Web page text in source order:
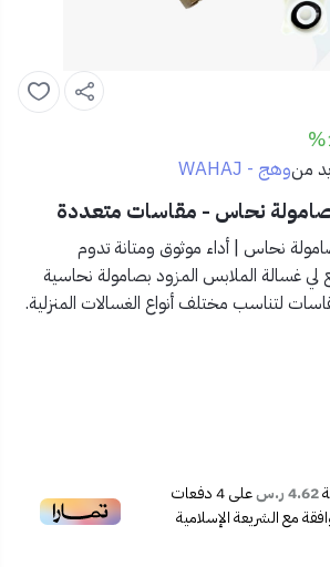
منوهج - WAHAJ
نحاس - مقاسات متعددة
نحاس | أداء موثوق ومتانة تدوم
غسالة الملابس المزود بصامولة نحاسية
لتناسب مختلف أنواع الغسالات المنزلية.
الجودة
تحمي من درجات الحرارة والرطوبة.
بدون الحاجة لأدوات خاصة.
4.62 ر.س على4دفعات
مع الشريعة الإسلامية